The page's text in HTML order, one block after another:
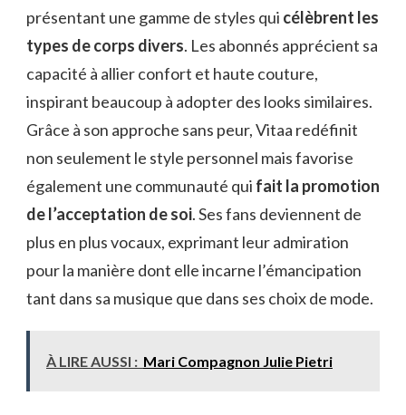
présentant une gamme de styles qui célèbrent les
types de corps divers. Les abonnés apprécient sa
capacité à allier confort et haute couture,
inspirant beaucoup à adopter des looks similaires.
Grâce à son approche sans peur, Vitaa redéfinit
non seulement le style personnel mais favorise
également une communauté qui fait la promotion
de l’acceptation de soi. Ses fans deviennent de
plus en plus vocaux, exprimant leur admiration
pour la manière dont elle incarne l’émancipation
tant dans sa musique que dans ses choix de mode.
À LIRE AUSSI : Mari Compagnon Julie Pietri